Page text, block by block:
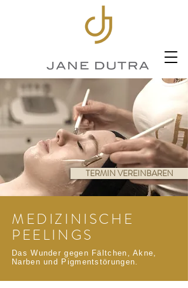
TERMIN VEREINBAREN
MEDIZINISCHE
PEELINGS
Das Wunder gegen Fältchen, Akne,
Narben und Pigmentstörungen.